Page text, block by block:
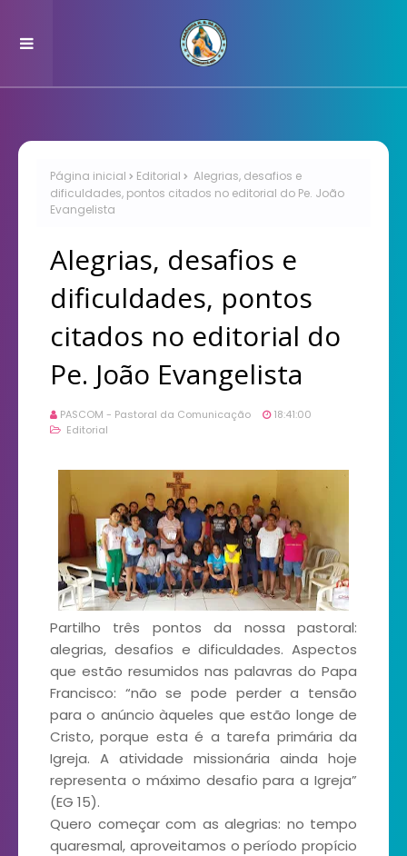
Página inicial Editorial
Alegrias, desafios e
dificuldades, pontos citados no editorial do Pe. João
Evangelista
Alegrias, desafios e
dificuldades, pontos
citados no editorial do
Pe. João Evangelista
PASCOM - Pastoral da Comunicação
18:41:00
Editorial
Partilho três pontos da nossa pastoral:
alegrias, desafios e dificuldades. Aspectos
que estão resumidos nas palavras do Papa
Francisco: “não se pode perder a tensão
para o anúncio àqueles que estão longe de
Cristo, porque esta é a tarefa primária da
Igreja. A atividade missionária ainda hoje
representa o máximo desafio para a Igreja”
(EG 15).
Quero começar com as alegrias: no tempo
quaresmal, aproveitamos o período propício